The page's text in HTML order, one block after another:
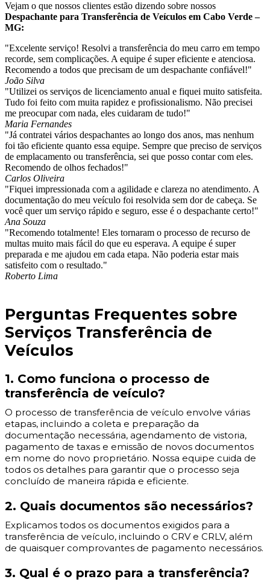
Vejam o que nossos clientes estão dizendo sobre nossos
Despachante para Transferência de Veículos em Cabo Verde –
MG:
"Excelente serviço! Resolvi a transferência do meu carro em tempo
recorde, sem complicações. A equipe é super eficiente e atenciosa.
Recomendo a todos que precisam de um despachante confiável!"
João Silva
"Utilizei os serviços de licenciamento anual e fiquei muito satisfeita.
Tudo foi feito com muita rapidez e profissionalismo. Não precisei
me preocupar com nada, eles cuidaram de tudo!"
Maria Fernandes
"Já contratei vários despachantes ao longo dos anos, mas nenhum
foi tão eficiente quanto essa equipe. Sempre que preciso de serviços
de emplacamento ou transferência, sei que posso contar com eles.
Recomendo de olhos fechados!"
Carlos Oliveira
"Fiquei impressionada com a agilidade e clareza no atendimento. A
documentação do meu veículo foi resolvida sem dor de cabeça. Se
você quer um serviço rápido e seguro, esse é o despachante certo!"
Ana Souza
"Recomendo totalmente! Eles tornaram o processo de recurso de
multas muito mais fácil do que eu esperava. A equipe é super
preparada e me ajudou em cada etapa. Não poderia estar mais
satisfeito com o resultado."
Roberto Lima
Perguntas Frequentes sobre
Serviços Transferência de
Veículos
1. Como funciona o processo de
transferência de veículo?
O processo de transferência de veículo envolve várias
etapas, incluindo a coleta e preparação da
documentação necessária, agendamento de vistoria,
pagamento de taxas e emissão de novos documentos
em nome do novo proprietário. Nossa equipe cuida de
todos os detalhes para garantir que o processo seja
concluído de maneira rápida e eficiente.
2. Quais documentos são necessários?
Explicamos todos os documentos exigidos para a
transferência de veículo, incluindo o CRV e CRLV, além
de quaisquer comprovantes de pagamento necessários.
3. Qual é o prazo para a transferência?